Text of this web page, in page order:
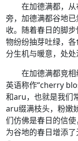
在加德满都，
旁，加德满都谷地
收。随着春日的脚
物纷纷抽芽吐绿，
分生机与暖意，处处
在加德满都竞相
英语称作“cherry
和aru，也就是我们
aru缀满枝头，粉嫩
们仿佛是春日的信使
为谷地的春日增添